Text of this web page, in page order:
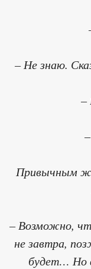
– Не знаю.
–
Привычным
– Возможно,
не завтра,
будет… Но